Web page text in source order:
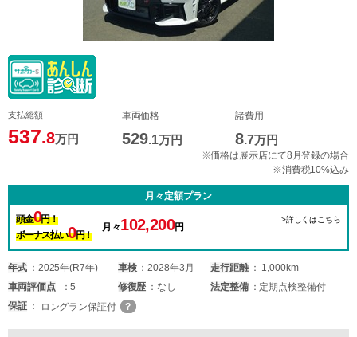
支払総額
537.8万円
車両価格
529.1万円
諸費用
8.7万円
※価格は展示店にて8月登録の場合
※消費税10%込み
月々定額プラン
頭金0円！
ボーナス払い0円！
月々102,200円
>詳しくはこちら
年式 2025年(R7年) 車検 2028年3月 走行距離
1,000km
車両評価点 5 修復歴 なし 法定整備
定期点検整備付
保証
ロングラン保証付